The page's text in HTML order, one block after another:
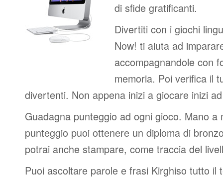
di sfide gratificanti.
Divertiti con i giochi
Now! ti aiuta ad
accompagnandole con
memoria. Poi verifica il
divertenti. Non appena inizi a giocare inizi
Guadagna punteggio ad ogni gioco. Mano a
punteggio puoi ottenere un diploma di
potrai anche stampare, come traccia del
Puoi ascoltare parole e frasi Kirghiso tutto il